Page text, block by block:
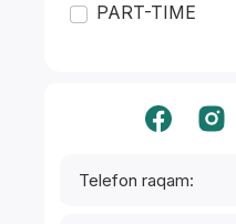
PART-TIME
Telefon raqam: